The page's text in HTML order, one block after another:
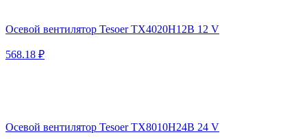
Осевой вентилятор Tesoer TX4020H12B 12 V
568.18 ₽
Осевой вентилятор Tesoer TX8010H24B 24 V